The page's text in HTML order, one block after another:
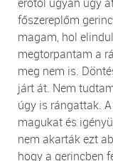
főszereplőm
magam, hol
megtorpantam a
meg nem is.
járt át. Nem
úgy is rángattak.
magukat és
nem akarták ezt
hogy a gerincben